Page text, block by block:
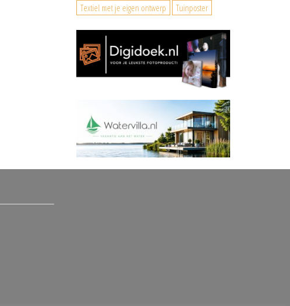
Textiel met je eigen ontwerp
Tuinposter